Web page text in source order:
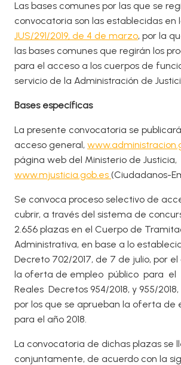
Las bases comunes por las que se
convocatoria son las establecidas en
JUS/291/2019, de 4 de marzo, por la
las bases comunes que regirán los
para el acceso a los cuerpos de
servicio de la Administración de
Bases específicas
La presente convocatoria se
acceso general,
página web del Ministerio de Justicia,
www.mjusticia.gob.es (Ciudadanos-
Se convoca proceso selectivo de
cubrir, a través del sistema de
2.656 plazas en el Cuerpo de
Administrativa, en base a lo
Decreto 702/2017, de 7 de julio, por
la oferta de empleo público para el
Reales Decretos 954/2018, y 955/
por los que se aprueban la oferta de
para el año 2018.
La convocatoria de dichas plazas se
conjuntamente, de acuerdo con la